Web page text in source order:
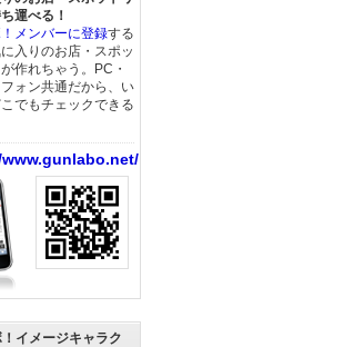
運べる！
メンバーに登録する
入りのお店・スポッ
作れちゃう。PC・
ォン共通だから、い
でもチェックできる
！イメージキャラク